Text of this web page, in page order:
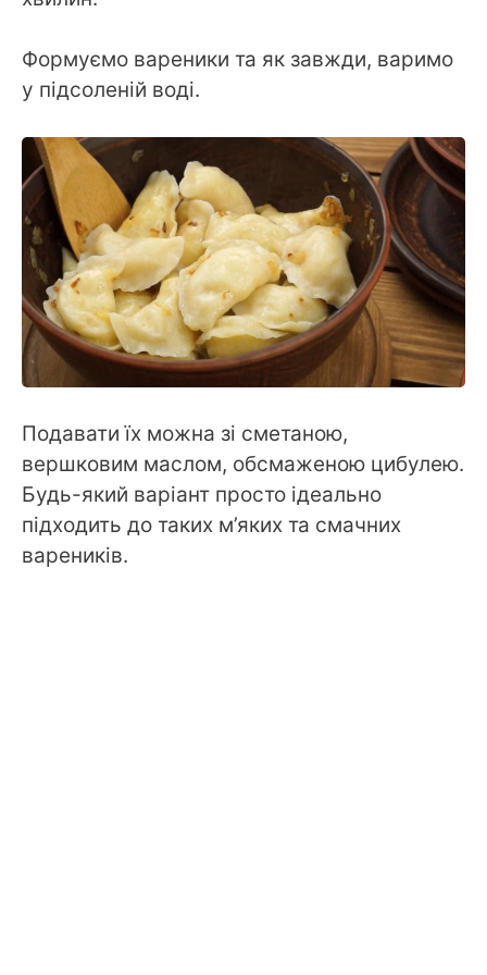
Формуємо вареники та як завжди, варимо
у підсоленій воді.
Подавати їх можна зі сметаною,
вершковим маслом, обсмаженою цибулею.
Будь-який варіант просто ідеально
підходить до таких м’яких та смачних
вареників.